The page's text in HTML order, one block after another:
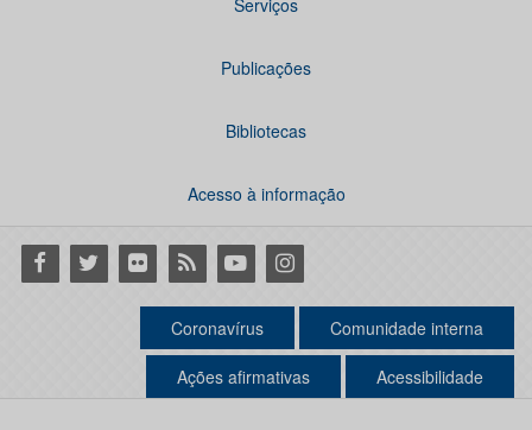
Serviços
Publicações
Bibliotecas
Acesso à informação
Facebook
Twitter Flickr RSS YoutubeInstagram
Coronavírus Comunidade interna
Ações afirmativas Acessibilidade